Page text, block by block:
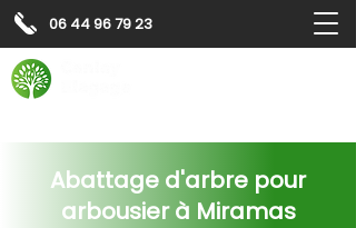
06 44 96 79 23
Abattage d'arbre pour
arbousier à Miramas